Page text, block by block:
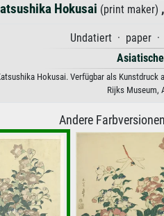
Hokusai (print maker) ,
Undatiert · paper ·
Hokusai. Verfügbar als
Rijks Museum,
Andere